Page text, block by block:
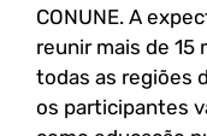
CONUNE. A
reunir mais de
todas as regiões
os participantes